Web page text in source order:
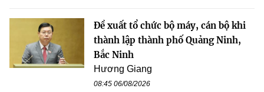
Đề xuất tổ chức bộ máy, cán bộ khi
thành lập thành phố Quảng Ninh,
Bắc Ninh
Hương Giang
08:45 06/08/2026